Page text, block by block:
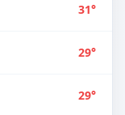
31°
29°
29°